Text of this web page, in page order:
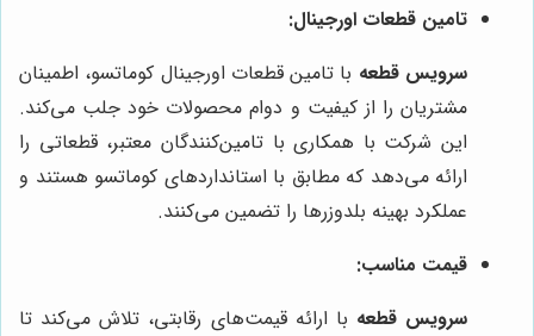
تامین قطعات اورجینال:
سرویس قطعه با تامین قطعات اورجینال کوماتسو، اطمینان
مشتریان را از کیفیت و دوام محصولات خود جلب می‌کند.
این شرکت با همکاری با تامین‌کنندگان معتبر، قطعاتی را
ارائه می‌دهد که مطابق با استانداردهای کوماتسو هستند و
عملکرد بهینه بلدوزرها را تضمین می‌کنند.
قیمت مناسب:
سرویس قطعه با ارائه قیمت‌های رقابتی، تلاش می‌کند تا